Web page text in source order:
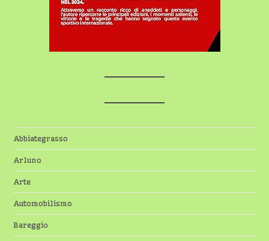
Abbiategrasso
Arluno
Arte
Automobilismo
Bareggio